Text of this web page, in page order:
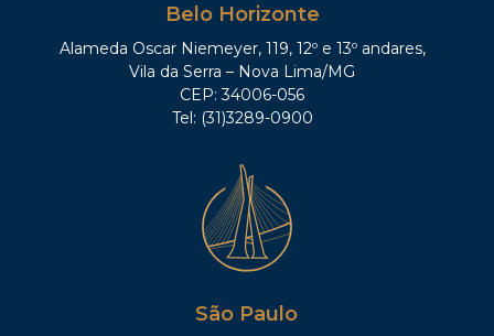
Belo Horizonte
Alameda Oscar Niemeyer, 119, 12º e 13º andares,
Vila da Serra – Nova Lima/MG
CEP: 34006-056
Tel: (31)3289-0900
São Paulo